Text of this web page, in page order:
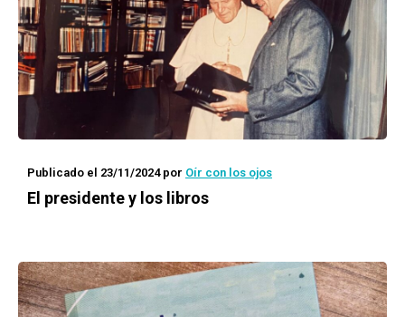
Publicado el 23/11/2024por Oír con los ojos
El presidente y los libros